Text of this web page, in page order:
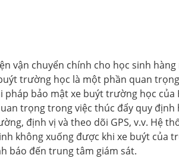
vận chuyển chính cho học sinh
trường học là một phần quan
pháp bảo mật xe buýt trường học
trọng trong việc thúc đẩy quy định
định vị và theo dõi GPS, v.v. Hệ
không xuống được khi xe buýt của
báo đến trung tâm giám sát.